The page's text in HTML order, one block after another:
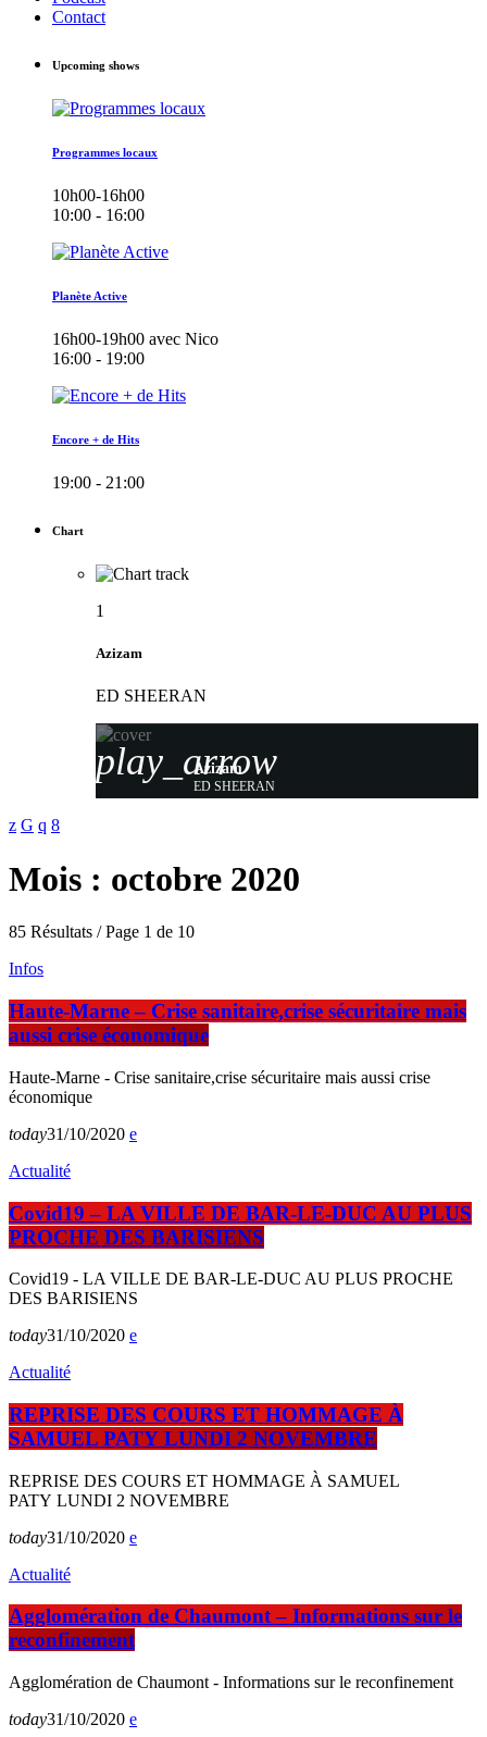
Contact
Upcoming shows
Programmes locaux
10h00-16h00
10:00 - 16:00
Planète Active
16h00-19h00 avec Nico
16:00 - 19:00
Encore + de Hits
19:00 - 21:00
Chart
1
Azizam
ED SHEERAN
play_arrow
Azizam
ED SHEERAN
Mois : octobre 2020
85 Résultats / Page 1 de 10
Infos
Haute-Marne – Crise sanitaire,crise sécuritaire mais
aussi crise économique
Haute-Marne - Crise sanitaire,crise sécuritaire mais aussi crise
économique
today31/10/2020
Actualité
Covid19 – LA VILLE DE BAR-LE-DUC AU PLUS
PROCHE DES BARISIENS
Covid19 - LA VILLE DE BAR-LE-DUC AU PLUS PROCHE
DES BARISIENS
today31/10/2020
Actualité
REPRISE DES COURS ET HOMMAGE À
SAMUEL PATY LUNDI 2 NOVEMBRE
REPRISE DES COURS ET HOMMAGE À SAMUEL
PATY LUNDI 2 NOVEMBRE
today31/10/2020
Actualité
Agglomération de Chaumont – Informations sur le
reconfinement
Agglomération de Chaumont - Informations sur le reconfinement
today31/10/2020